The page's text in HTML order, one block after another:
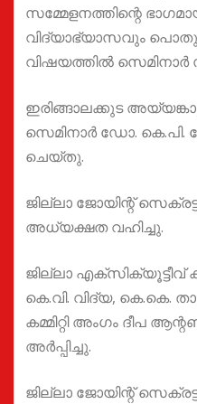
സമ്മേളനത്തിന്റെ
വിദ്യാഭ്യാസവും
വിഷയത്തിൽ സെമിനാർ
ഇരിങ്ങാലക്കുട
സെമിനാർ ഡോ. കെ.പി.
ചെയ്തു.
ജില്ലാ ജോയിന്റ്
അധ്യക്ഷത വഹിച്ചു.
ജില്ലാ എക്സിക്യൂട്ടീവ്
കെ.വി. വിദ്യ, കെ.കെ.
കമ്മിറ്റി അംഗം ദീപ
അർപ്പിച്ചു.
ജില്ലാ ജോയിന്റ്